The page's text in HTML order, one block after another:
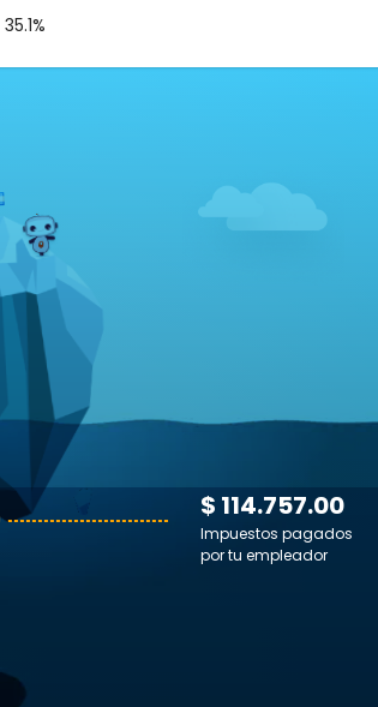
35.1%
$ 114.757.00
Impuestos pagados
por tu empleador